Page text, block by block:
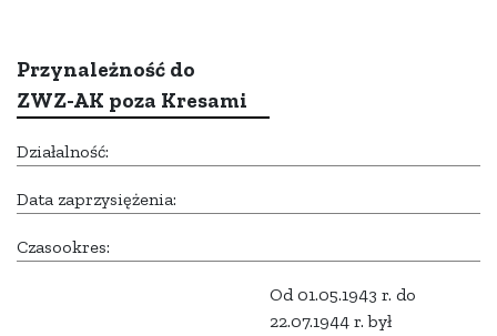
Przynależność do
ZWZ-AK poza Kresami
Działalność:
Data zaprzysiężenia:
Czasookres:
Od 01.05.1943 r. do
22.07.1944 r. był